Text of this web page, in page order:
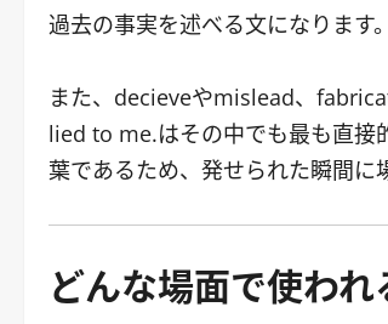
過去の事実を述べる文になります。
また、decieveやmislead、
lied to me.はその中でも最も直接
葉であるため、発せられた瞬間に
どんな場面で使われ